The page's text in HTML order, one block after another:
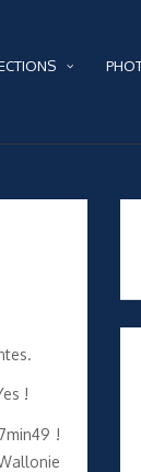
!
!